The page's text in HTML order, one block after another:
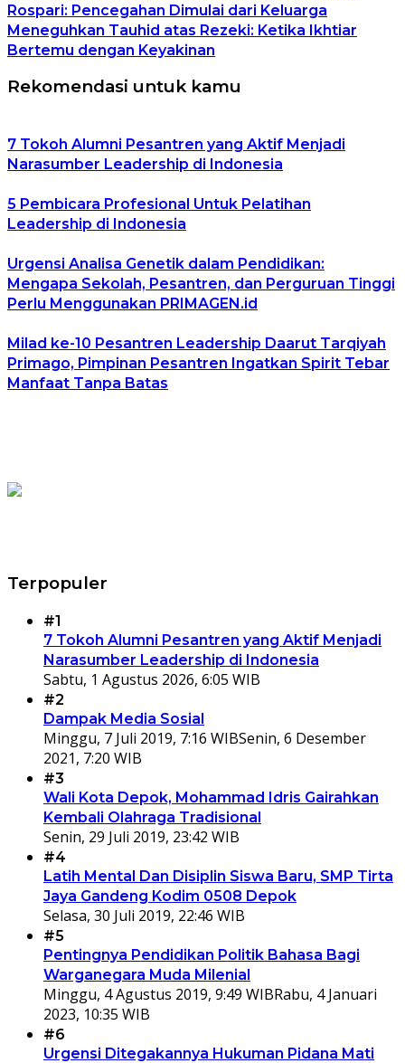
Rospari: Pencegahan Dimulai dari Keluarga
Meneguhkan Tauhid atas Rezeki: Ketika Ikhtiar
Bertemu dengan Keyakinan
Rekomendasi untuk kamu
7 Tokoh Alumni Pesantren yang Aktif Menjadi
Narasumber Leadership di Indonesia
5 Pembicara Profesional Untuk Pelatihan
Leadership di Indonesia
Urgensi Analisa Genetik dalam Pendidikan:
Mengapa Sekolah, Pesantren, dan Perguruan Tinggi
Perlu Menggunakan PRIMAGEN.id
Milad ke-10 Pesantren Leadership Daarut Tarqiyah
Primago, Pimpinan Pesantren Ingatkan Spirit Tebar
Manfaat Tanpa Batas
Terpopuler
#1
7 Tokoh Alumni Pesantren yang Aktif Menjadi
Narasumber Leadership di Indonesia
Sabtu, 1 Agustus 2026, 6:05 WIB
#2
Dampak Media Sosial
Minggu, 7 Juli 2019, 7:16 WIBSenin, 6 Desember
2021, 7:20 WIB
#3
Wali Kota Depok, Mohammad Idris Gairahkan
Kembali Olahraga Tradisional
Senin, 29 Juli 2019, 23:42 WIB
#4
Latih Mental Dan Disiplin Siswa Baru, SMP Tirta
Jaya Gandeng Kodim 0508 Depok
Selasa, 30 Juli 2019, 22:46 WIB
#5
Pentingnya Pendidikan Politik Bahasa Bagi
Warganegara Muda Milenial
Minggu, 4 Agustus 2019, 9:49 WIBRabu, 4 Januari
2023, 10:35 WIB
#6
Urgensi Ditegakannya Hukuman Pidana Mati